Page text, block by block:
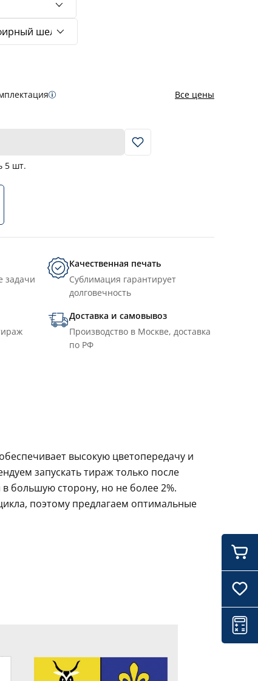
Все цены
5 шт.
задачи
Качественная печать
Сублимация гарантирует
долговечность
Доставка и самовывоз
Производство в Москве, доставка
по РФ
высокую цветопередачу и
запускать тираж только после
большую сторону, но не более 2%.
поэтому предлагаем оптимальные